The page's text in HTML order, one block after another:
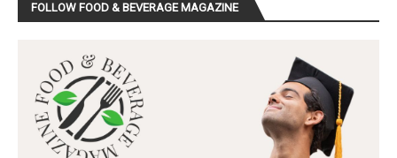
FOLLOW FOOD & BEVERAGE MAGAZINE